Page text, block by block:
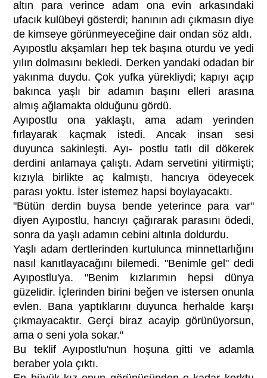
altın para verince adam ona evin arkasındaki
ufacık kulübeyi gösterdi; hanının adı çıkmasın diye
de kimseye görünmeyeceğine dair ondan söz aldı.
Ayıpostlu akşamları hep tek başına oturdu ve yedi
yılın dolmasını bekledi. Derken yandaki odadan bir
yakınma duydu. Çok yufka yürekliydi; kapıyı açıp
bakınca yaşlı bir adamın başını elleri arasına
almış ağlamakta olduğunu gördü.
Ayıpostlu ona yaklaştı, ama adam yerinden
fırlayarak kaçmak istedi. Ancak insan sesi
duyunca sakinleşti. Ayı- postlu tatlı dil dökerek
derdini anlamaya çalıştı. Adam servetini yitirmişti;
kızıyla birlikte aç kalmıştı, hancıya ödeyecek
parası yoktu. İster istemez hapsi boylayacaktı.
"Bütün derdin buysa bende yeterince para var"
diyen Ayıpostlu, hancıyı çağırarak parasını ödedi,
sonra da yaşlı adamın cebini altınla doldurdu.
Yaşlı adam dertlerinden kurtulunca minnettarlığını
nasıl kanıtlayacağını bilemedi. "Benimle gel" dedi
Ayıpostlu'ya. "Benim kızlarımın hepsi dünya
güzelidir. İçlerinden birini beğen ve istersen onunla
evlen. Bana yaptıklarını duyunca herhalde karşı
çıkmayacaktır. Gerçi biraz acayip görünüyorsun,
ama o seni yola sokar."
Bu teklif Ayıpostlu'nun hoşuna gitti ve adamla
beraber yola çıktı.